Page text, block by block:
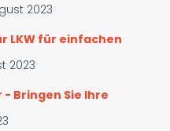
2023
LKW für einfachen
2023
Bringen Sie Ihre